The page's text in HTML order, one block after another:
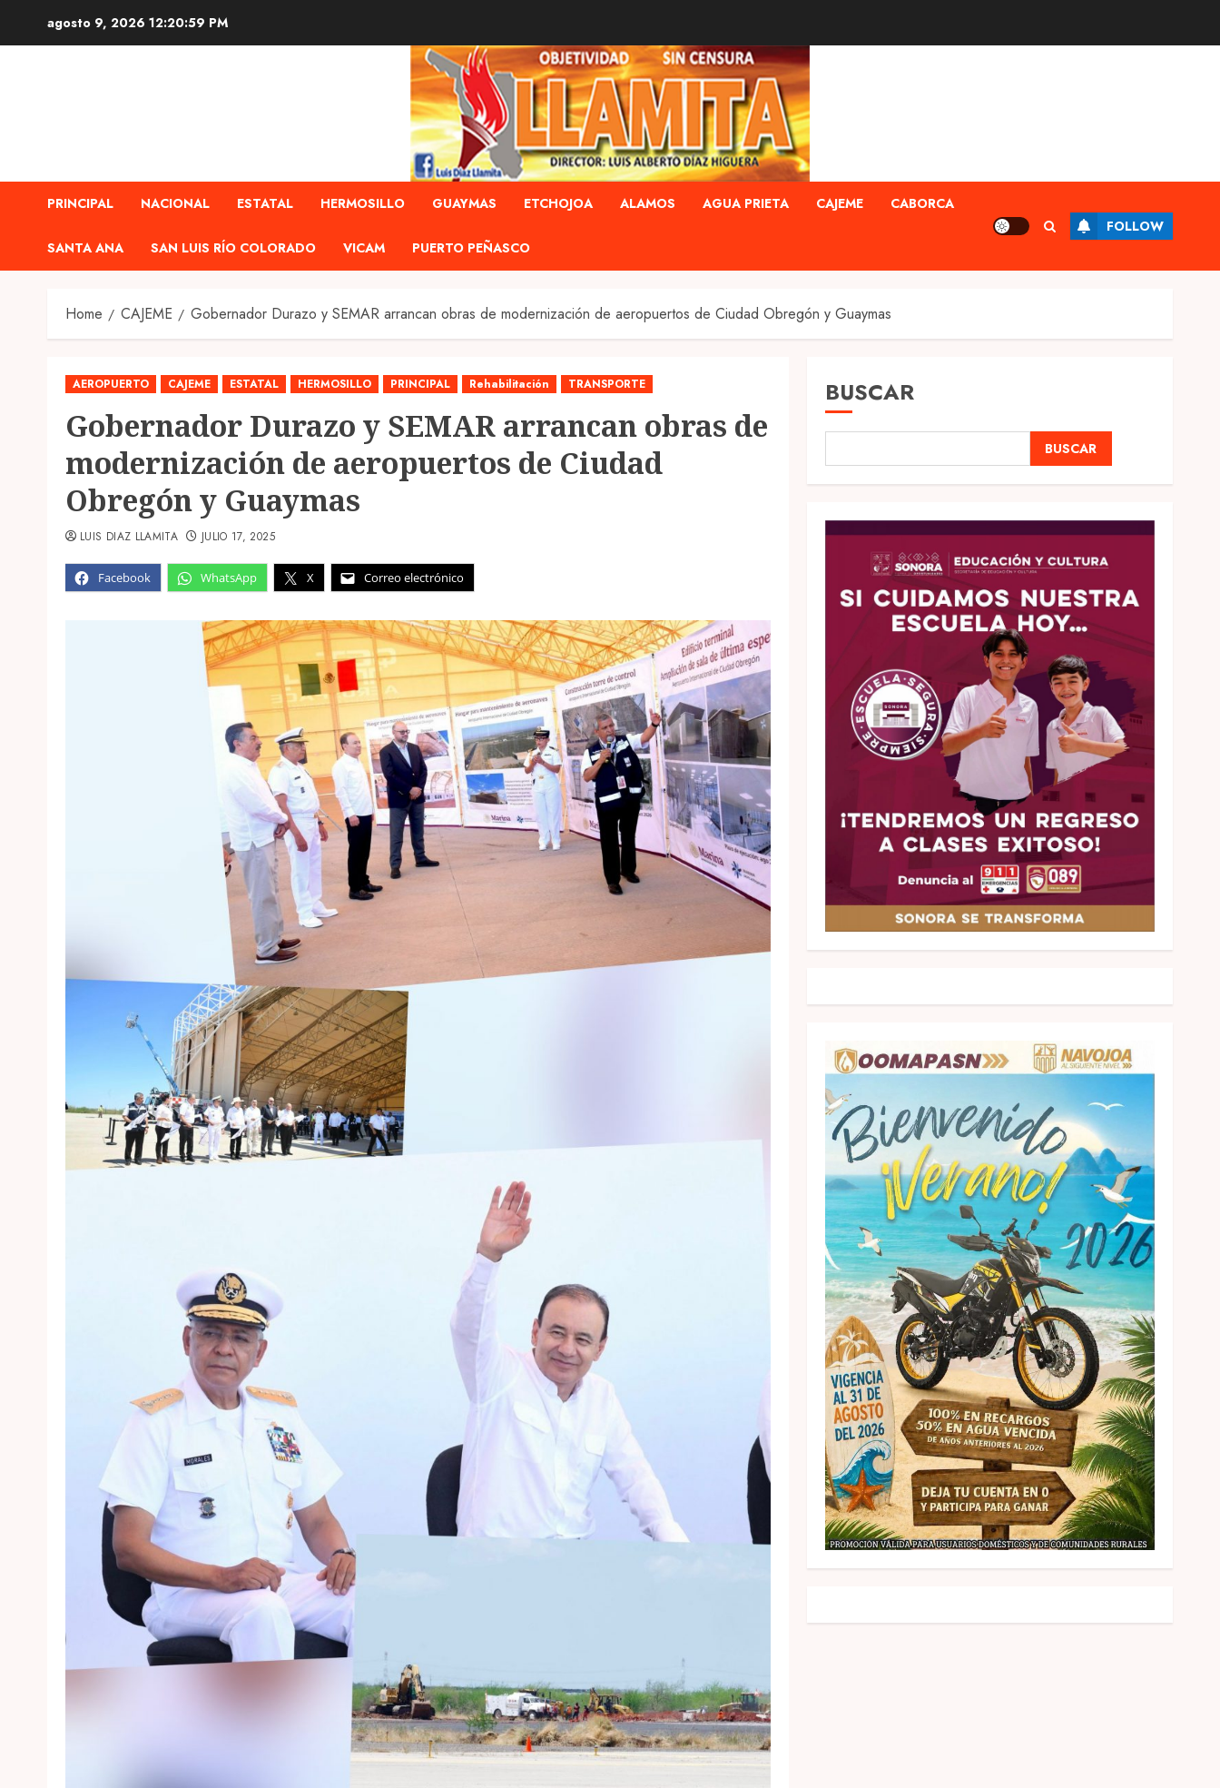
agosto 9, 2026 12:21:01 PM
PRINCIPAL NACIONAL ESTATAL HERMOSILLO GUAYMAS ETCHOJOA ALAMOS AGUA PRIETA CAJEME CABORCA
SANTA ANA SAN LUIS RÍO COLORADO VICAM PUERTO PEÑASCO
FOLLOW
Home CAJEME Gobernador Durazo y SEMAR arrancan obras de modernización de aeropuertos de Ciudad Obregón y Guaymas
AEROPUERTO CAJEME ESTATAL HERMOSILLO PRINCIPAL Rehabilitación TRANSPORTE
Gobernador Durazo y SEMAR arrancan obras de
modernización de aeropuertos de Ciudad
Obregón y Guaymas
Facebook WhatsApp X Correo electrónico
LUIS DIAZ LLAMITA JULIO 17, 2025
BUSCAR
BUSCAR